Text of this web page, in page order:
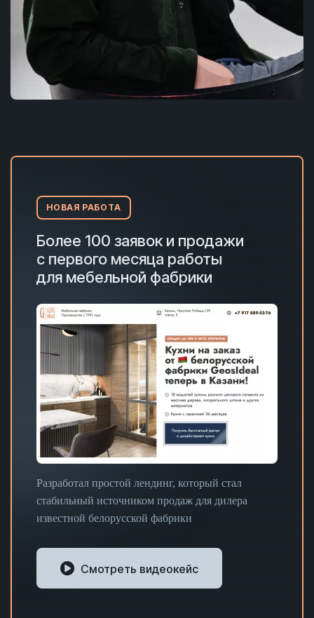
НОВАЯ РАБОТА
Более 100 заявок и продажи
с первого месяца работы
для мебельной фабрики
Разработал простой лендинг, который стал
стабильный источником продаж для дилера
известной белорусской фабрики
Смотреть видеокейс